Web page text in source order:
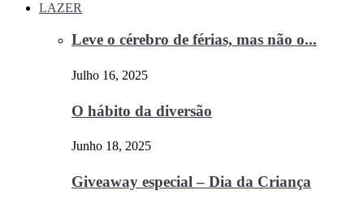
LAZER
Leve o cérebro de férias, mas não o...
Julho 16, 2025
O hábito da diversão
Junho 18, 2025
Giveaway especial – Dia da Criança